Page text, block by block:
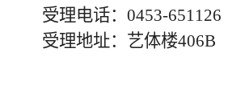
受理电话： 0453-651126
受理地址：艺体楼406B